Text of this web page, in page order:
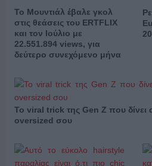
Το Μουντιάλ έβαλε γκολ
στις θεάσεις του ERTFLIX
και τον Ιούλιο με
22.551.894 views, για
δεύτερο συνεχόμενο μήνα
Το viral trick της Gen Z που
oversized σου